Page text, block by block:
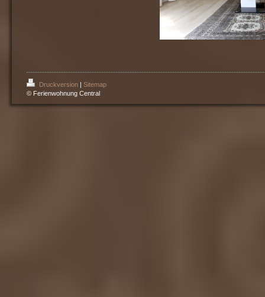
Druckversion
Sitemap
© Ferienwohnung Central